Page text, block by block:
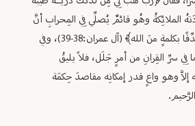
الملائِكةُ وهُو قائمٌ يُصلِّي فِي المِحرابِ أنَّ
اللهَ يُبشِّرُكَ بيَحيَى مصدِّقًا بكلمةٍ منَ الله﴾ (آل عمران:38-39)، وفي
فِي سرِّ القِرانِ من أمرٍ جَلَل، فلاً يليقُ
إلاَّ وهو واعٍ قدر إمكانِه مقاصدَ حِكمَة